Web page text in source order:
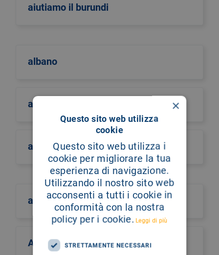
aiutiamo il burundi
albano
albero della vita
alberto castiglione
alberto culotta
Alberto Maria Romano
×
Questo sito web utilizza
cookie
Questo sito web utilizza i
cookie per migliorare la tua
esperienza di navigazione.
Utilizzando il nostro sito web
acconsenti a tutti i cookie in
conformità con la nostra
policy per i cookie. Leggi di più
STRETTAMENTE NECESSARI